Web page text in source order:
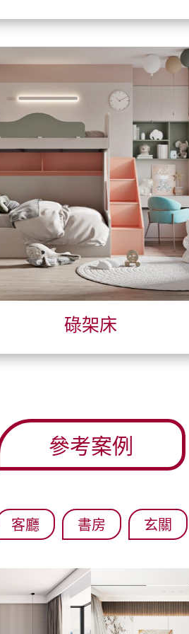
碌架床
參考案例
客廳 書房 玄關